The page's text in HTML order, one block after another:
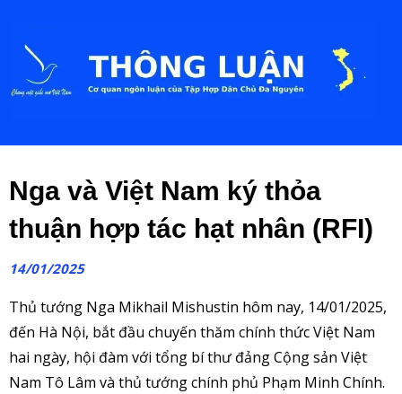
Nga và Việt Nam ký thỏa
thuận hợp tác hạt nhân (RFI)
14/01/2025
Thủ tướng Nga Mikhail Mishustin hôm nay, 14/01/2025,
đến Hà Nội, bắt đầu chuyến thăm chính thức Việt Nam
hai ngày, hội đàm với tổng bí thư đảng Cộng sản Việt
Nam Tô Lâm và thủ tướng chính phủ Phạm Minh Chính.